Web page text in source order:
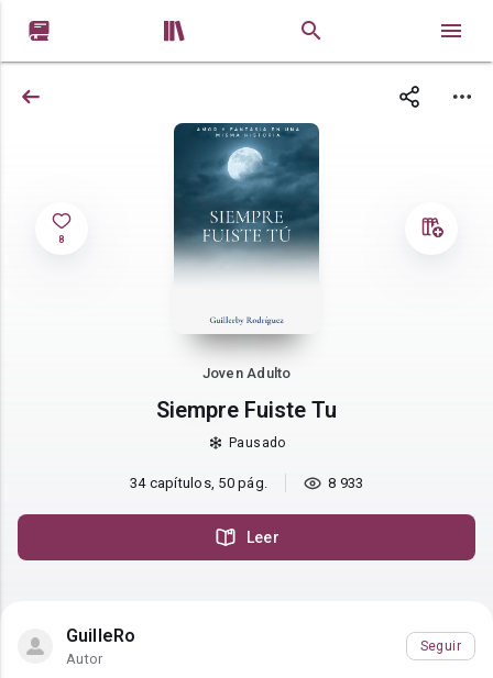
 
8
Joven Adulto
Siempre Fuiste Tu
Pausado
34 capítulos, 50 pág. 8 933
Leer
GuilleRo
Autor
Seguir